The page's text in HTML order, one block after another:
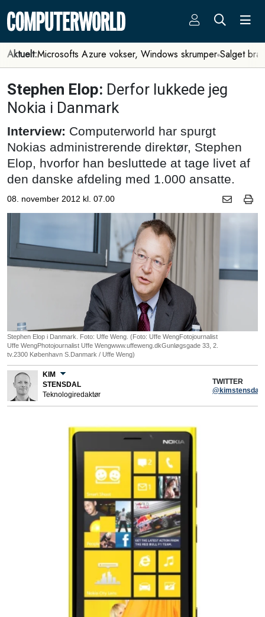
Aktuelt:Microsofts Azure vokser, Windows skrumper Salget
Stephen Elop: Derfor lukkede jeg
Nokia i Danmark
Interview: Computerworld har spurgt
Nokias administrerende direktør, Stephen
Elop, hvorfor han besluttede at tage livet af
den danske afdeling med 1.000 ansatte.
08. november 2012 kl. 07.00
Stephen Elop i Danmark. Foto: Uffe Weng. (Foto: Uffe WengFotojournalist
Uffe WengPhotojournalist Uffe Wengwww.uffeweng.dkGunløgsgade 33, 2.
tv.2300 København S.Danmark / Uffe Weng)
KIM
STENSDAL
Teknologiredaktør
TWITTER
@kimstensdal